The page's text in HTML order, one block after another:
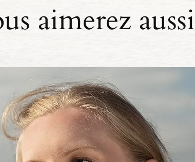
aimerez aussi